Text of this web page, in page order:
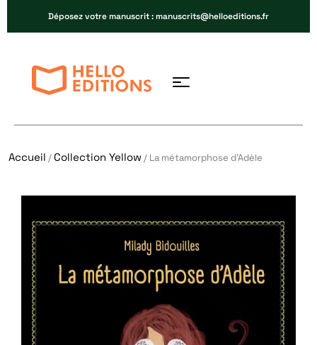
Déposez votre manuscrit : manuscrits@helloeditions.fr
Accueil /Collection Yellow / La métamorphose d’Adèle